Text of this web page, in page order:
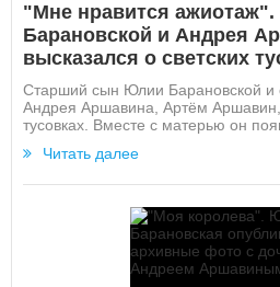
"Мне нравится
Барановской и Андрея
высказался о светских
Старший сын Юлии Барановской и
Андрея Аршавина, Артём Аршавин,
тусовках. Вместе с матерью он
Читать далее